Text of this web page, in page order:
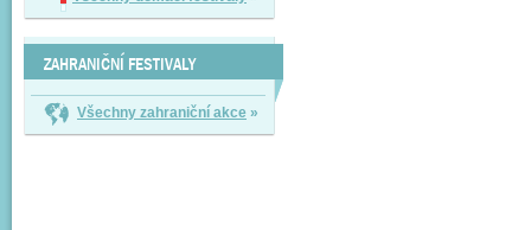
ZAHRANIČNÍ FESTIVALY
Všechny zahraniční akce »